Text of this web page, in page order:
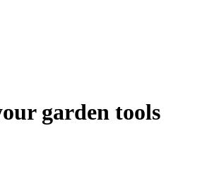
garden tools